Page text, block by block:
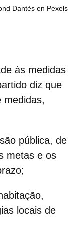
Dantès en Pexels
às medidas
diz que
medidas,
pública, de
metas e os
locais de